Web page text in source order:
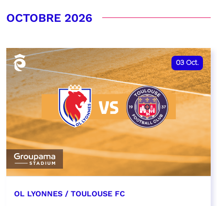
OCTOBRE 2026
03 Oct.
OL LYONNES / TOULOUSE FC